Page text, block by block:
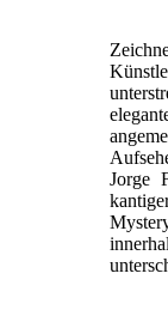
Jorge